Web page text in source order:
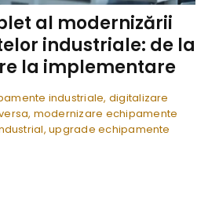
al modernizării
industriale: de la
la implementare
industriale, digitalizare
, modernizare echipamente
,upgrade echipamente